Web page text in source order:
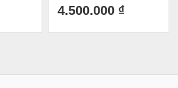
42cm
4.500.000 ₫